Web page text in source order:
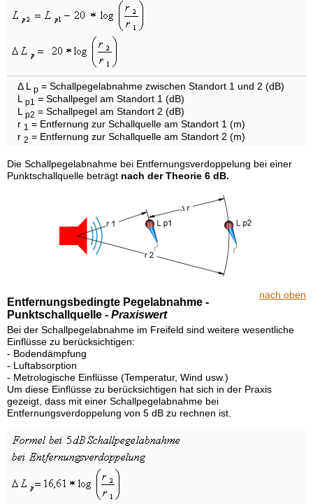
Δ L p = Schallpegelabnahme zwischen Standort 1 und 2 (dB)
L p1 = Schallpegel am Standort 1 (dB)
L p2 = Schallpegel am Standort 2 (dB)
r 1 = Entfernung zur Schallquelle am Standort 1 (m)
r 2 = Entfernung zur Schallquelle am Standort 2 (m)
Die Schallpegelabnahme bei Entfernungsverdoppelung bei einer
Punktschallquelle beträgt nach der Theorie 6 dB.
nach oben
Entfernungsbedingte Pegelabnahme -
Punktschallquelle - Praxiswert
Bei der Schallpegelabnahme im Freifeld sind weitere wesentliche
Einflüsse zu berücksichtigen:
- Bodendämpfung
- Luftabsorption
- Metrologische Einflüsse (Temperatur, Wind usw.)
Um diese Einflüsse zu berücksichtigen hat sich in der Praxis
gezeigt, dass mit einer Schallpegelabnahme bei
Entfernungsverdoppelung von 5 dB zu rechnen ist.